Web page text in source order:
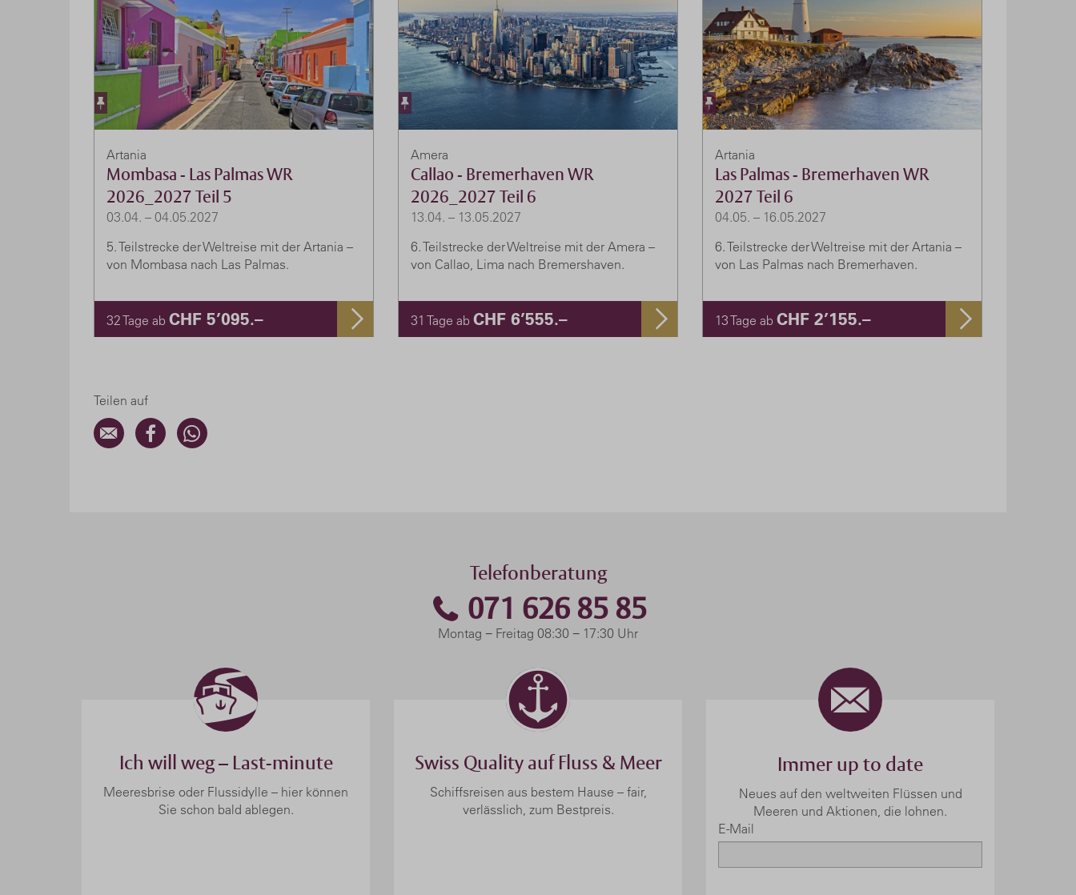
Artania
Mombasa - Las Palmas WR
2026_2027 Teil 5
03.04. – 04.05.2027
5. Teilstrecke der Weltreise mit der Artania –
von Mombasa nach Las Palmas.
32 Tage ab CHF 5’095.–
Amera
Callao - Bremerhaven WR
2026_2027 Teil 6
13.04. – 13.05.2027
6. Teilstrecke der Weltreise mit der Amera –
von Callao, Lima nach Bremershaven.
31 Tage ab CHF 6’555.–
Artania
Las Palmas - Bremerhaven WR
2027 Teil 6
04.05. – 16.05.2027
6. Teilstrecke der Weltreise mit der Artania –
von Las Palmas nach Bremerhaven.
13 Tage ab CHF 2’155.–
Teilen auf
Telefonberatung
071 626 85 85
Montag − Freitag 08:30 − 17:30 Uhr
Ich will weg – Last-minute
Meeresbrise oder Flussidylle – hier können
Sie schon bald ablegen.
Swiss Quality auf Fluss & Meer
Schiffsreisen aus bestem Hause – fair,
verlässlich, zum Bestpreis.
Immer up to date
Neues auf den weltweiten Flüssen und
Meeren und Aktionen, die lohnen.
E-Mail